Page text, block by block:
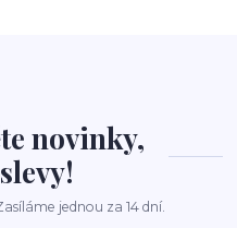
novinky,
jednou za 14 dní.